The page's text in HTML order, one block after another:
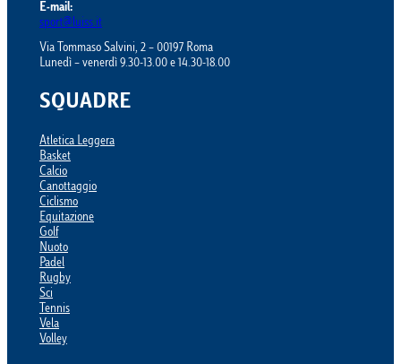
E-mail:
sport@luiss.it
Via Tommaso Salvini, 2 – 00197 Roma
Lunedì – venerdì 9.30-13.00 e 14.30-18.00
SQUADRE
Atletica Leggera
Basket
Calcio
Canottaggio
Ciclismo
Equitazione
Golf
Nuoto
Padel
Rugby
Sci
Tennis
Vela
Volley